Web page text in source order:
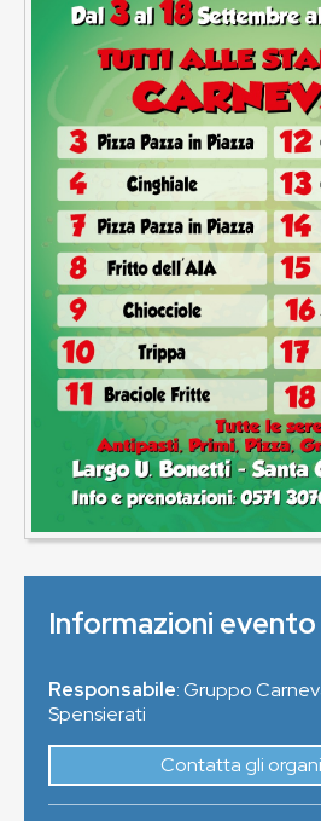
Informazioni evento
Responsabile: Gruppo
Spensierati
Contatta gli